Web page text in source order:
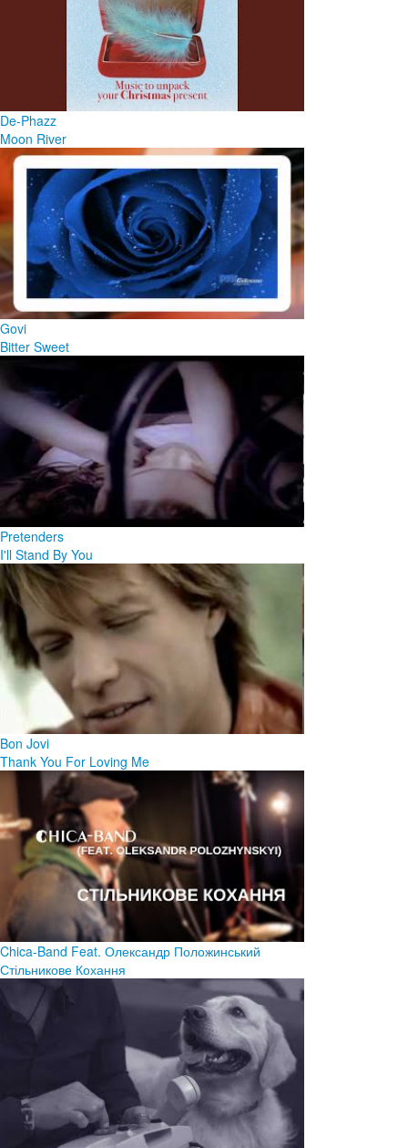
De-Phazz
Moon River
Govi
Bitter Sweet
Pretenders
I'll Stand By You
Bon Jovi
Thank You For Loving Me
Chica-Band Feat. Олександр Положинський
Стільникове Кохання